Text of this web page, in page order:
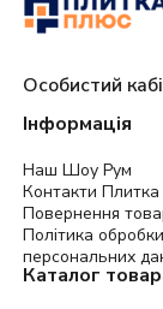
Особистий
Інформація
Наш Шоу Рум
Контакти
Повернення
Політика обробки
персональних
Каталог